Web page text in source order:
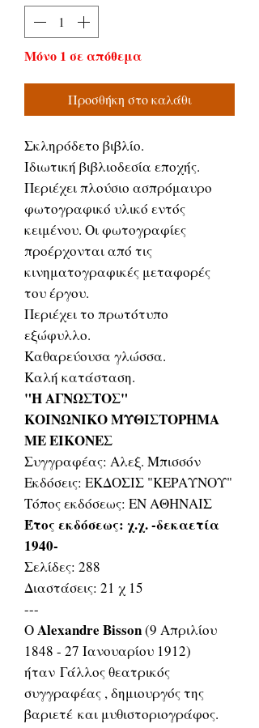
Μόνο 1 σε απόθεμα
Προσθήκη στο καλάθι
Σκληρόδετο βιβλίο.
Ιδιωτική βιβλιοδεσία εποχής.
Περιέχει πλούσιο ασπρόμαυρο
φωτογραφικό υλικό εντός
κειμένου. Οι φωτογραφίες
προέρχονται από τις
κινηματογραφικές μεταφορές
του έργου.
Περιέχει το πρωτότυπο
εξώφυλλο.
Καθαρεύουσα γλώσσα.
Καλή κατάσταση.
"Η ΑΓΝΩΣΤΟΣ"
ΚΟΙΝΩΝΙΚΟ ΜΥΘΙΣΤΟΡΗΜΑ
ΜΕ ΕΙΚΟΝΕΣ
Συγγραφέας: Αλεξ. Μπισσόν
Εκδόσεις: ΕΚΔΟΣΙΣ "ΚΕΡΑΥΝΟΥ"
Τόπος εκδόσεως: ΕΝ ΑΘΗΝΑΙΣ
Έτος εκδόσεως: χ.χ. -δεκαετία
1940-
Σελίδες: 288
Διαστάσεις: 21 χ 15
---
ΟAlexandre Bisson(9 Απριλίου
1848 - 27 Ιανουαρίου 1912)
ήταν Γάλλος θεατρικός
συγγραφέας , δημιουργός της
βαριετέ και μυθιστοριογράφος.